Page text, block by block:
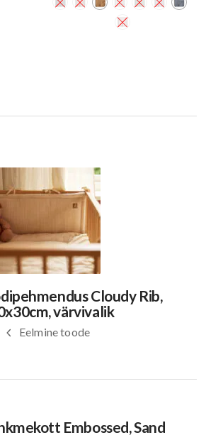
Cloudy Rib,
värvivalik
Eelmine toode
Embossed, Sand